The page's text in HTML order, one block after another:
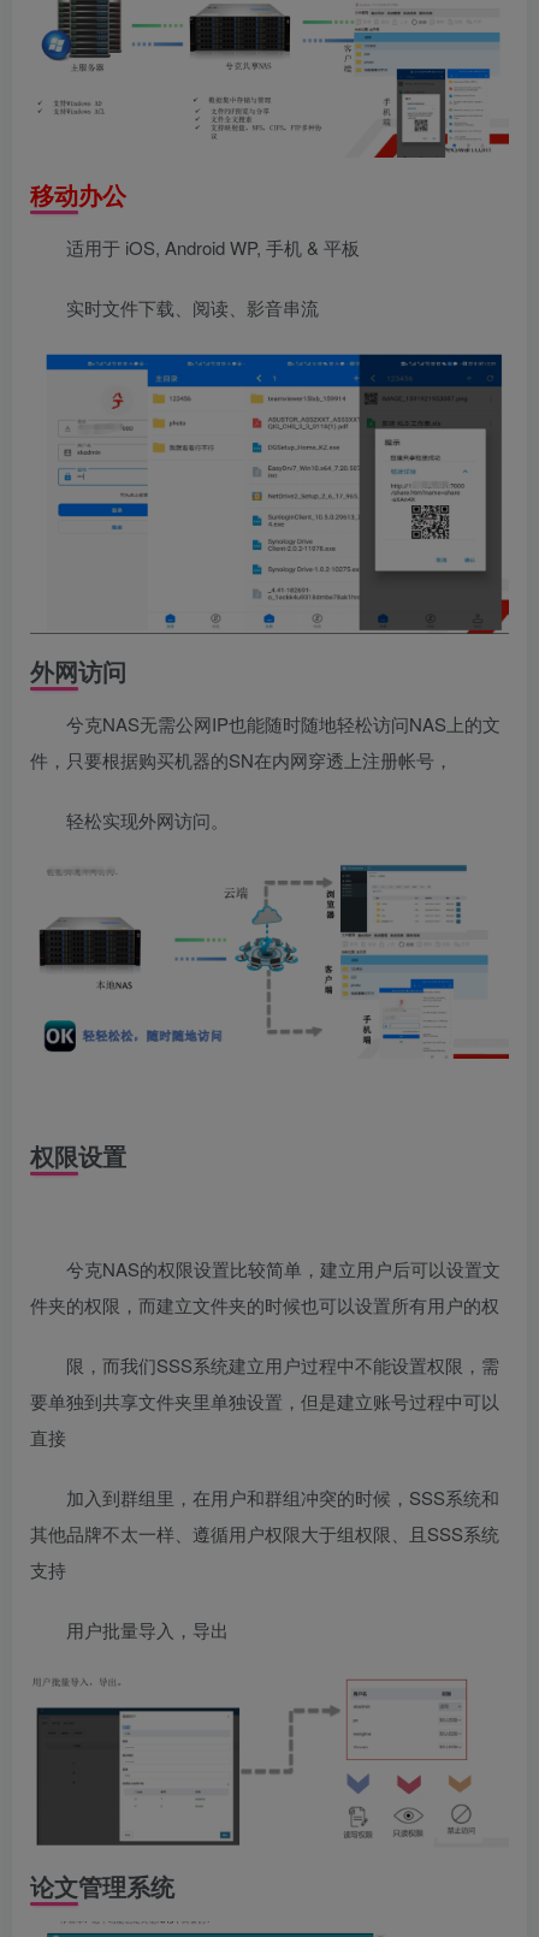
移动办公
适用于 iOS, Android WP, 手机 & 平板
实时文件下载、阅读、影音串流
外网访问
兮克NAS无需公网IP也能随时随地轻松访问NAS上的文
件，只要根据购买机器的SN在内网穿透上注册帐号，
轻松实现外网访问。
权限设置
兮克NAS的权限设置比较简单，建立用户后可以设置文
件夹的权限，而建立文件夹的时候也可以设置所有用户的权
限，而我们SSS系统建立用户过程中不能设置权限，需
要单独到共享文件夹里单独设置，但是建立账号过程中可以
直接
加入到群组里，在用户和群组冲突的时候，SSS系统和
其他品牌不太一样、遵循用户权限大于组权限、且SSS系统
支持
用户批量导入，导出
论文管理系统